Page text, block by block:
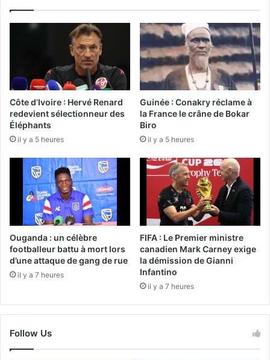
Côte d’Ivoire : Hervé Renard
redevient sélectionneur des
Éléphants
il y a 5 heures
Guinée : Conakry réclame à
la France le crâne de Bokar
Biro
il y a 5 heures
Ouganda : un célèbre
footballeur battu à mort lors
d’une attaque de gang de rue
il y a 7 heures
FIFA : Le Premier ministre
canadien Mark Carney exige
la démission de Gianni
Infantino
il y a 7 heures
Follow Us